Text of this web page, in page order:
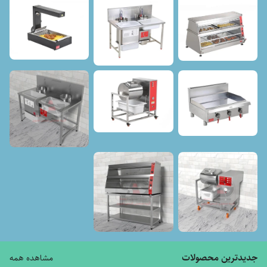
جدیدترین محصولات مشاهده همه